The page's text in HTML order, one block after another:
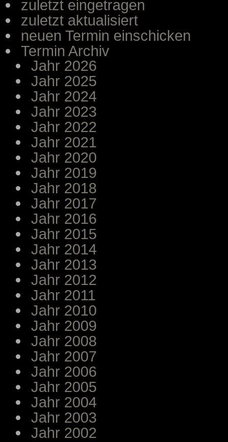
zuletzt eingetragen
zuletzt aktualisiert
neuen Termin einschicken
Termin Archiv
Jahr 2026
Jahr 2025
Jahr 2024
Jahr 2023
Jahr 2022
Jahr 2021
Jahr 2020
Jahr 2019
Jahr 2018
Jahr 2017
Jahr 2016
Jahr 2015
Jahr 2014
Jahr 2013
Jahr 2012
Jahr 2011
Jahr 2010
Jahr 2009
Jahr 2008
Jahr 2007
Jahr 2006
Jahr 2005
Jahr 2004
Jahr 2003
Jahr 2002